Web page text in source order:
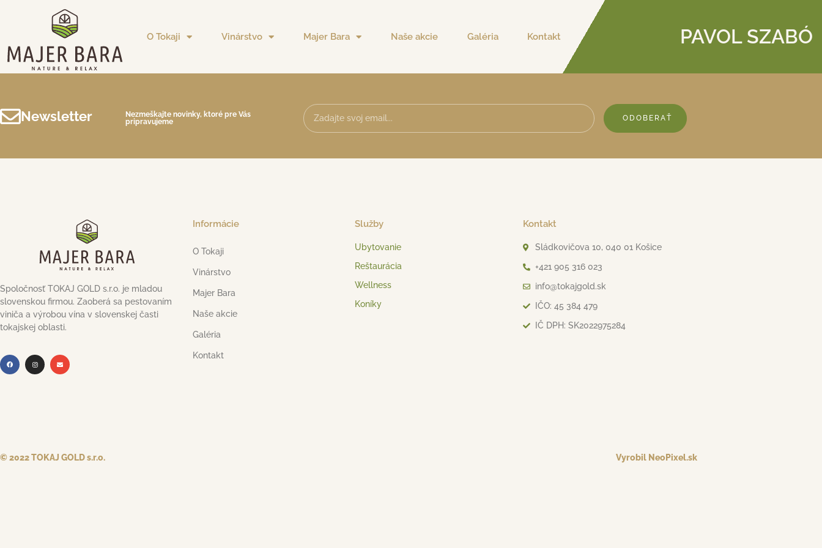
O Tokaji Vinárstvo Majer Bara Naše akcie Galéria Kontakt PAVOL SZABÓ
Newsletter
Nezmeškajte novinky, ktoré pre Vás
pripravujeme
ODOBERAŤ
Spoločnosť TOKAJ GOLD s.r.o. je mladou
slovenskou firmou. Zaoberá sa pestovaním
viniča a výrobou vína v slovenskej časti
tokajskej oblasti.
Informácie
O Tokaji
Vinárstvo
Majer Bara
Naše akcie
Galéria
Kontakt
Služby
Ubytovanie
Reštaurácia
Wellness
Koníky
Kontakt
Sládkovičova 10, 040 01 Košice
+421 905 316 023
info@tokajgold.sk
IČO: 45 384 479
IČ DPH: SK2022975284
© 2022 TOKAJ GOLD s.r.o. Vyrobil NeoPixel.sk